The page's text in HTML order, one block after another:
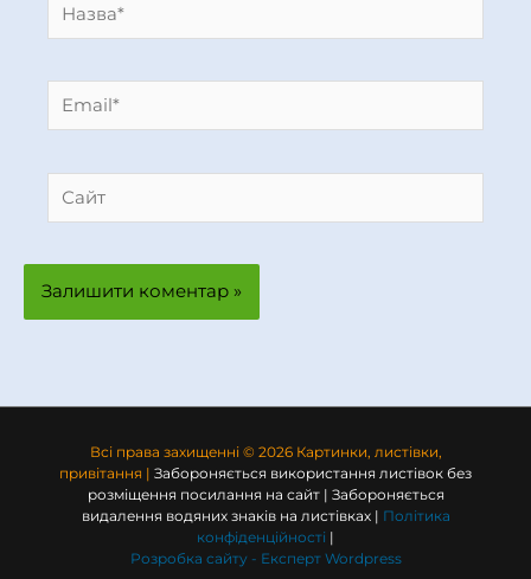
Всі права захищенні © 2026 Картинки, листівки,
привітання | Забороняється використання листівок без
розміщення посилання на сайт | Забороняється
видалення водяних знаків на листівках |
Політика
конфіденційності
Розробка сайту - Експерт Wordpress